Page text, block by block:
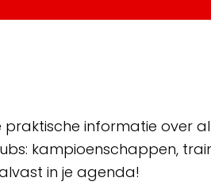
praktische informatie over
kampioenschappen,
in je agenda!